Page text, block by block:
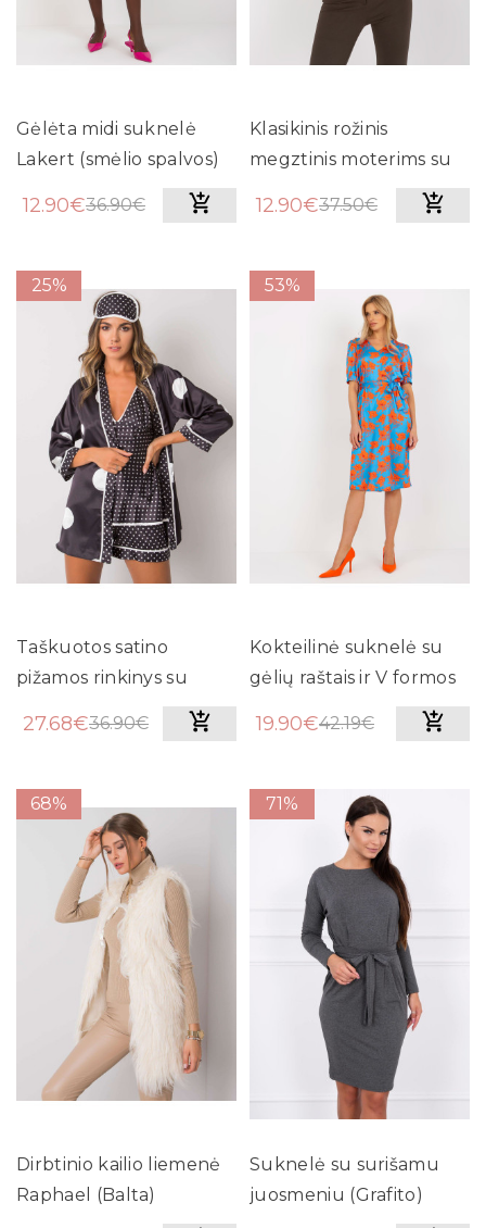
Gėlėta midi suknelė
Lakert (smėlio spalvos)
12.90€36.90€
Klasikinis rožinis
megztinis moterims su
12.90€37.50€
25%
Taškuotos satino
pižamos rinkinys su
chalatu (juodos spalvos)
27.68€36.90€
53%
Kokteilinė suknelė su
gėlių raštais ir V formos
iškirpte Lakert (mėlyna)
19.90€42.19€
68%
Dirbtinio kailio liemenė
Raphael (Balta)
71%
Suknelė su surišamu
juosmeniu (Grafito)